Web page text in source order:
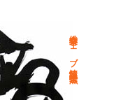
総合文学ウェブ情報誌 文学金魚